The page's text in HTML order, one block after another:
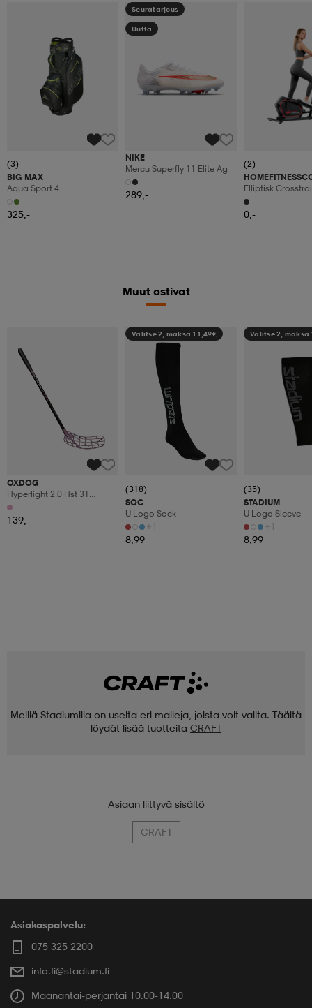
(3)
BIG MAX
Aqua Sport 4
325,-
Seuratarjous
Uutta
NIKE
Mercu Superfly 11 Elite Ag
289,-
(2)
Elliptisk
Och Tyst
0,-
Muut ostivat
OXDOG
Hyperlight 2.0 Hst 31
Sweoval Mbc
139,-
Valitse 2, maksa 11,49€
(318)
SOC
U Logo Sock
+1
8,99
Valitse 2, maksa
(35)
STADIUM
U Logo Sleeve
+1
8,99
Meillä Stadiumilla on useita eri malleja, joista voit valita. Täältä
löydät lisää tuotteita CRAFT
Asiaan liittyvä sisältö
CRAFT
Asiakaspalvelu:
075 325 2200
info.fi@stadium.fi
Maanantai-perjantai 10.00-14.00